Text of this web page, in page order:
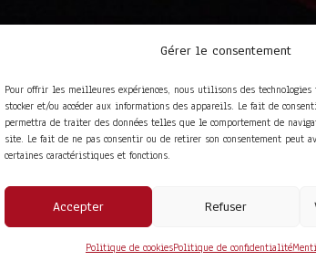
Gérer le consentement
Pour offrir les meilleures expériences, nous utilisons des
stocker et/ou accéder aux informations des appareils. Le fait de
permettra de traiter des données telles que le comportement de
site. Le fait de ne pas consentir ou de retirer son consentement peut
certaines caractéristiques et fonctions.
Accepter Refuser
Politique de cookiesPolitique de confidentialité
Foire aux questions
Conditions Générales de
Vente
Mentions Légales
Politique de